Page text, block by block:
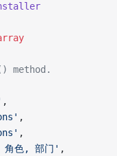
method.
,
,
,
色, 部门' ,